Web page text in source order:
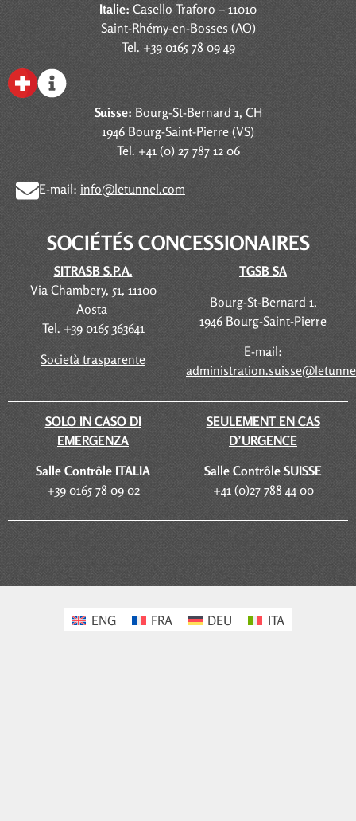
Italie: Casello Traforo – 11010
Saint-Rhémy-en-Bosses (AO)
Tel. +39 0165 78 09 49
Suisse: Bourg-St-Bernard 1, CH
1946 Bourg-Saint-Pierre (VS)
Tel. +41 (0) 27 787 12 06
E-mail: info@letunnel.com
SOCIÉTÉSCONCESSIONAIRES
SITRASB S.P.A.
Via Chambery, 51, 11100
Aosta
Tel. +39 0165 363641
Società trasparente
TGSB SA
Bourg-St-Bernard 1,
1946 Bourg-Saint-Pierre
E-mail:
SOLO IN CASO DI
EMERGENZA
Salle Contrôle ITALIA
+39 0165 78 09 02
SEULEMENT EN CAS
D’URGENCE
Salle Contrôle SUISSE
+41 (0)27 788 44 00
ENG FRA DEU ITA